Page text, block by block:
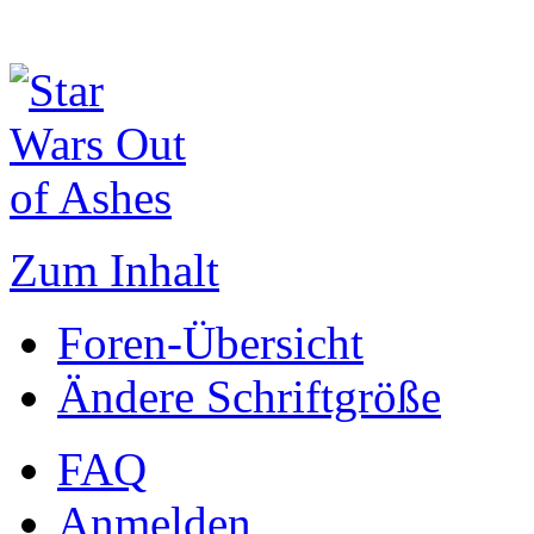
Zum Inhalt
Foren-Übersicht
Ändere Schriftgröße
FAQ
Anmelden